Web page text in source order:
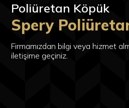
Poliüretan Köpük
Spery
Firmamızdan bilgi veya hizmet
iletişime geçiniz.